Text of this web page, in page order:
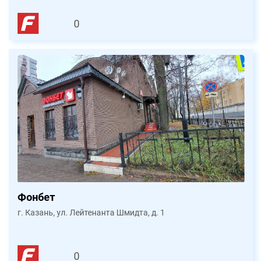
0
Фонбет
г. Казань, ул. Лейтенанта Шмидта, д. 1
0